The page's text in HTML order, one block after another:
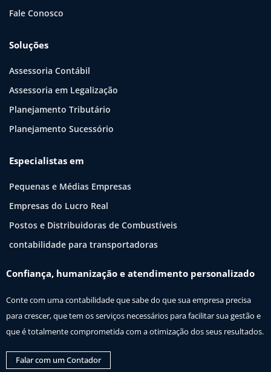
Fale Conosco
Soluções
Assessoria Contábil
Assessoria em Legalização
Planejamento Tributário
Planejamento Sucessório
Especialistas em
Pequenas e Médias Empresas
Empresas do Lucro Real
Postos e Distribuidoras de Combustíveis
contabilidade para transportadoras
Confiança, humanização e atendimento personalizado
Conte com uma contabilidade que sabe do que sua empresa precisa
para crescer, que tem os serviços necessários para facilitar sua gestão e
que é totalmente comprometida com a otimização dos seus resultados.
Falar com um Contador